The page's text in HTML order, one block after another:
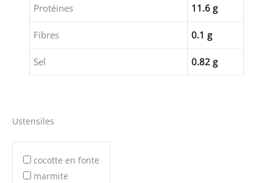
Protéines 11.6 g
Fibres 0.1 g
Sel 0.82 g
Ustensiles
cocotte en fonte
marmite